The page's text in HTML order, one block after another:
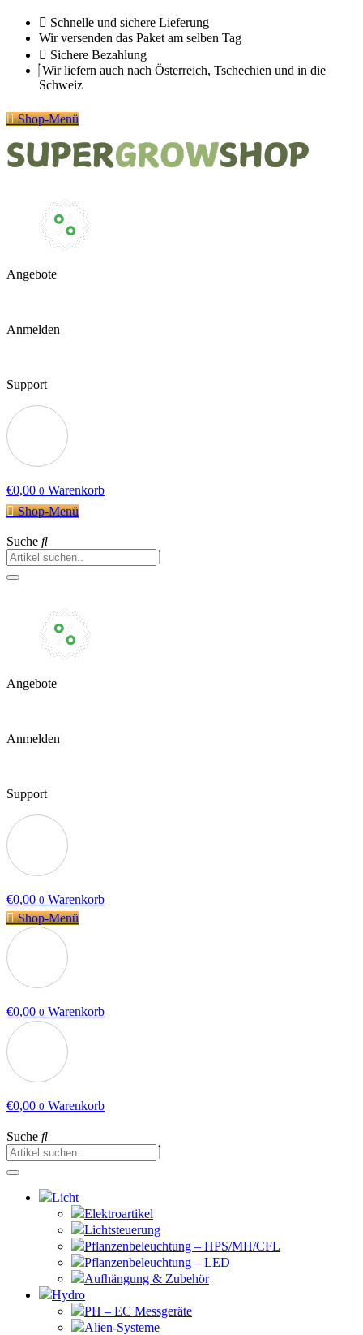
Zum
Inhalt
springen
Schnelle und sichere Lieferung
Wir versenden das Paket am selben Tag
Sichere Bezahlung
Wir liefern auch nach Österreich, Tschechien und in die
Schweiz
Shop-Menü
Angebote
Anmelden
Support
€0,00 0 Warenkorb
Shop-Menü
Suche
Angebote
Anmelden
Support
€0,00 0 Warenkorb
Shop-Menü
€0,00 0 Warenkorb
€0,00 0 Warenkorb
Suche
Licht
Elektroartikel
Lichtsteuerung
Pflanzenbeleuchtung – HPS/MH/CFL
Pflanzenbeleuchtung – LED
Aufhängung & Zubehör
Hydro
PH – EC Messgeräte
Alien-Systeme